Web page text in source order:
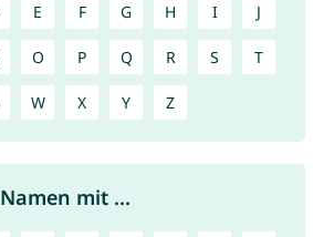
E F G H I J
O P Q R S T
W X Y Z
Namen mit ...